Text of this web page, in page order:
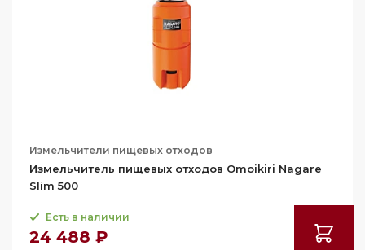
Измельчители пищевых отходов
Измельчитель пищевых отходов Omoikiri Nagare
Slim 500
Есть в наличии
24 488 ₽